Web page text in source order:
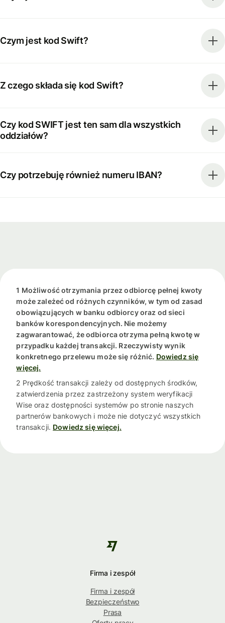
Czym jest kod Swift?
Z czego składa się kod Swift?
Czy kod SWIFT jest ten sam dla wszystkich
oddziałów?
Czy potrzebuję również numeru IBAN?
1 Możliwość otrzymania przez odbiorcę pełnej kwoty
może zależeć od różnych czynników, w tym od zasad
obowiązujących w banku odbiorcy oraz od sieci
banków korespondencyjnych. Nie możemy
zagwarantować, że odbiorca otrzyma pełną kwotę w
przypadku każdej transakcji. Rzeczywisty wynik
konkretnego przelewu może się różnić. Dowiedz się
więcej.
2 Prędkość transakcji zależy od dostępnych środków,
zatwierdzenia przez zastrzeżony system weryfikacji
Wise oraz dostępności systemów po stronie naszych
partnerów bankowych i może nie dotyczyć wszystkich
transakcji. Dowiedz się więcej.
Firma i zespół
Firma i zespół
Bezpieczeństwo
Prasa